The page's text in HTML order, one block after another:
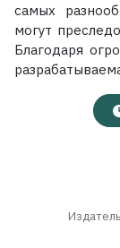
самых
могут
Благодаря